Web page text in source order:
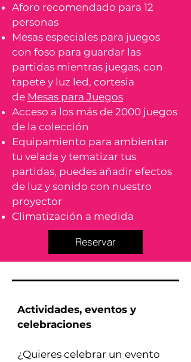
Aforo recomendado para 12
personas
Mesas especiales para juegos
con foso para guardar las
partidas mientras juegas, con
tapete y luz led, cortesia
de Mesas para Juegos
Acceso a los más de 2000 juegos
de la colección
Equipamiento para ambientar
tu velada y tematizar tus
partidas, puedes añadir efectos
de luz y sonido con nuestro
proyector
Climatización a medida
Reservar
​Actividades, eventos y
celebraciones
¿Quieres celebrar un evento